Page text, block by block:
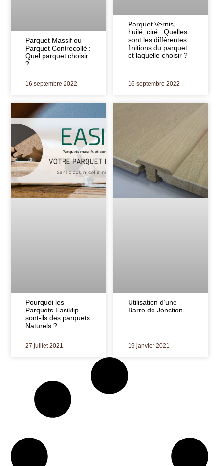
Parquet Massif ou
Parquet Contrecollé :
Quel parquet choisir
?
16 septembre 2022
Parquet Vernis,
huilé, ciré : Quelles
sont les différentes
finitions du parquet
et laquelle choisir ?
16 septembre 2022
Pourquoi les
Parquets Easiklip
sont-ils des parquets
Naturels ?
27 juillet 2021
Utilisation d’une
Barre de Jonction
19 janvier 2021